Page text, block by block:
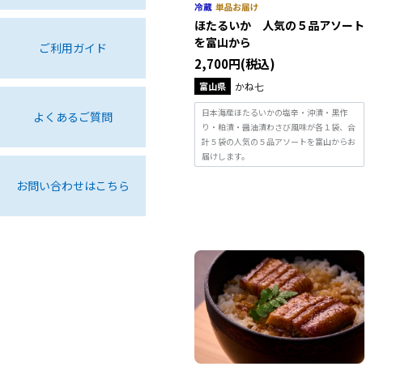
ご利用ガイド
よくあるご質問
お問い合わせはこちら
ほたるいか 人気の５品アソート
を富山から
2,700円(税込)
富山県 かね七
日本海産ほたるいかの塩辛・沖漬・黒作
り・粕漬・醤油漬わさび風味が各１袋、合
計５袋の人気の５品アソートを富山からお
届けします。